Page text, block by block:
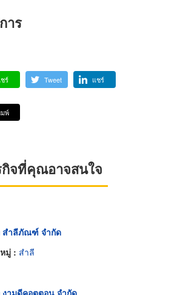
าร
ร์ Tweet แชร์
พ์
จที่คุณอาจสนใจ
สำลีภัณฑ์ จำกัด
มู่ : สำลี
ามดีคอตตอน จำกัด